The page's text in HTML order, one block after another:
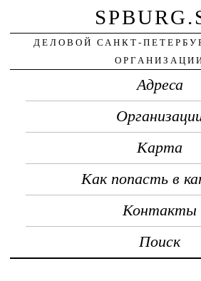
ДЕЛОВОЙ САНКТ-
Адреса
Карта
Как попасть в
Контакты
Поиск